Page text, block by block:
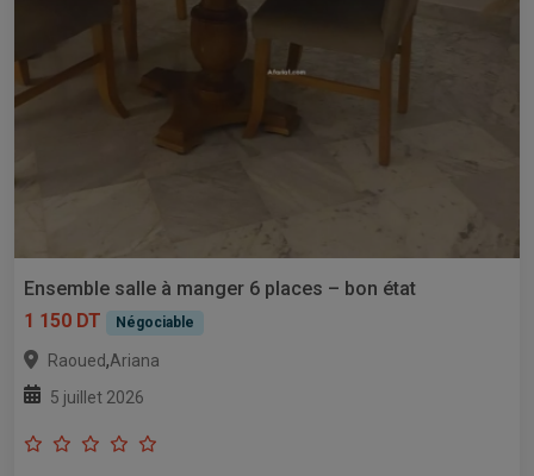
Ensemble salle à manger 6 places – bon état
1 150 DT
Négociable
Raoued,Ariana
5 juillet 2026